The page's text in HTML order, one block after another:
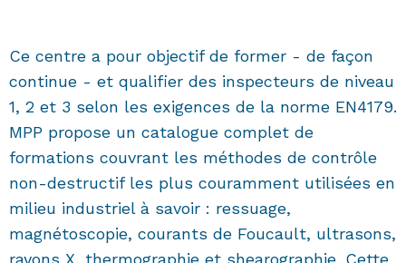
Ce centre a pour objectif de former - de façon
continue - et qualifier des inspecteurs de niveau
1, 2 et 3 selon les exigences de la norme EN4179.
MPP propose un catalogue complet de
formations couvrant les méthodes de contrôle
non-destructif les plus couramment utilisées en
milieu industriel à savoir : ressuage,
magnétoscopie, courants de Foucault, ultrasons,
rayons X, thermographie et shearographie. Cette